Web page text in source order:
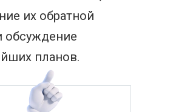
их обратной
обсуждение
планов.